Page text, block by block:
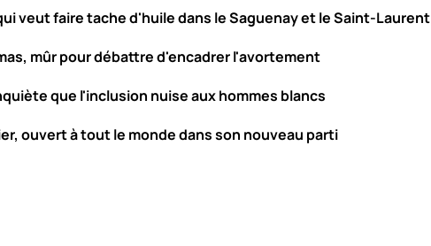
veut faire tache d'huile dans le Saguenay et le Saint-Laurent
mûr pour débattre d'encadrer l'avortement
que l'inclusion nuise aux hommes blancs
ouvert à tout le monde dans son nouveau parti